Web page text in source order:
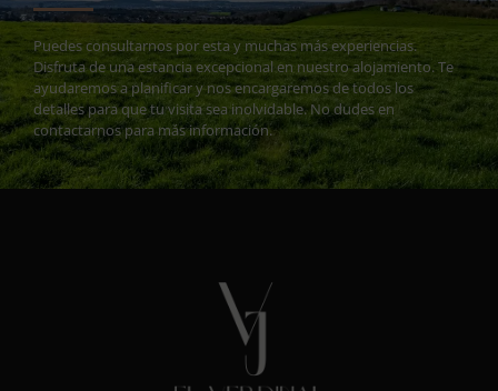
Puedes consultarnos por esta y muchas más experiencias.
Disfruta de una estancia excepcional en nuestro alojamiento. Te
ayudaremos a planificar y nos encargaremos de todos los
detalles para que tu visita sea inolvidable. No dudes en
contactarnos para más información.